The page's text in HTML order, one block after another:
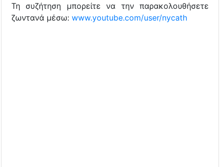
Τη συζήτηση μπορείτε να την παρακολουθήσετε
ζωντανά μέσω: www.youtube.com/user/nycath